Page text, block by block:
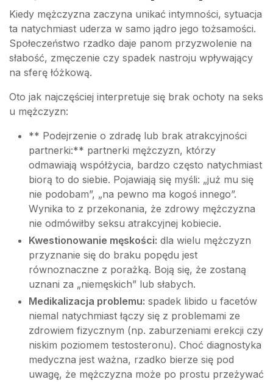
Kiedy mężczyzna zaczyna unikać intymności, sytuacja
ta natychmiast uderza w samo jądro jego tożsamości.
Społeczeństwo rzadko daje panom przyzwolenie na
słabość, zmęczenie czy spadek nastroju wpływający
na sferę łóżkową.
Oto jak najczęściej interpretuje się brak ochoty na seks
u mężczyzn:
** Podejrzenie o zdradę lub brak atrakcyjności
partnerki:** partnerki mężczyzn, którzy
odmawiają współżycia, bardzo często natychmiast
biorą to do siebie. Pojawiają się myśli: „już mu się
nie podobam”, „na pewno ma kogoś innego”.
Wynika to z przekonania, że zdrowy mężczyzna
nie odmówiłby seksu atrakcyjnej kobiecie.
Kwestionowanie męskości: dla wielu mężczyzn
przyznanie się do braku popędu jest
równoznaczne z porażką. Boją się, że zostaną
uznani za „niemęskich” lub słabych.
Medikalizacja problemu: spadek libido u facetów
niemal natychmiast łączy się z problemami ze
zdrowiem fizycznym (np. zaburzeniami erekcji czy
niskim poziomem testosteronu). Choć diagnostyka
medyczna jest ważna, rzadko bierze się pod
uwagę, że mężczyzna może po prostu przeżywać